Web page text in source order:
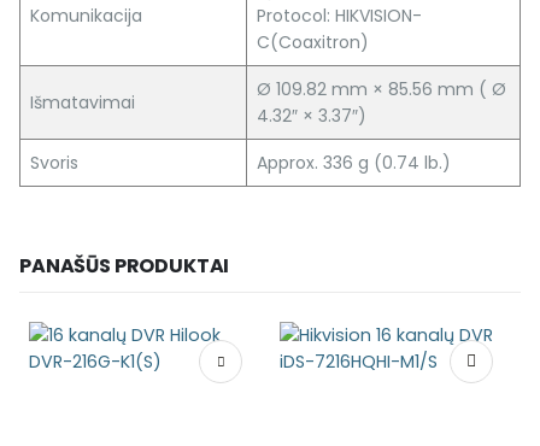
Komunikacija
Protocol: HIKVISION-
C(Coaxitron)
Išmatavimai
Ø 109.82 mm × 85.56 mm ( Ø
4.32″ × 3.37″)
Svoris
Approx. 336 g (0.74 lb.)
PANAŠŪS PRODUKTAI